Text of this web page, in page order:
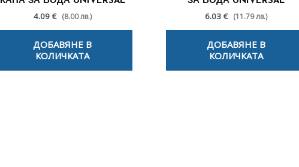
4.09 € (8.00 лв.)
ДОБАВЯНЕ В
КОЛИЧКАТА
6.03 € (11.79 лв.)
ДОБАВЯНЕ В
КОЛИЧКАТА